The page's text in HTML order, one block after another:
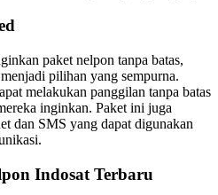
paket nelpon tanpa batas,
pilihan yang sempurna.
melakukan panggilan tanpa batas
inginkan. Paket ini juga
dan SMS yang dapat digunakan
Indosat Terbaru